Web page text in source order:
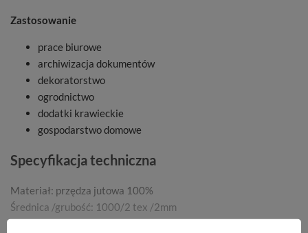
Zastosowanie
prace biurowe
archiwizacja dokumentów
dekoratorstwo
ogrodnictwo
dodatki krawieckie
gospodarstwo domowe
Specyfikacja techniczna
Materiał: przędza jutowa 100%
Średnica /grubość: 1000/2 tex /2mm
Wysoka wytrzymałość